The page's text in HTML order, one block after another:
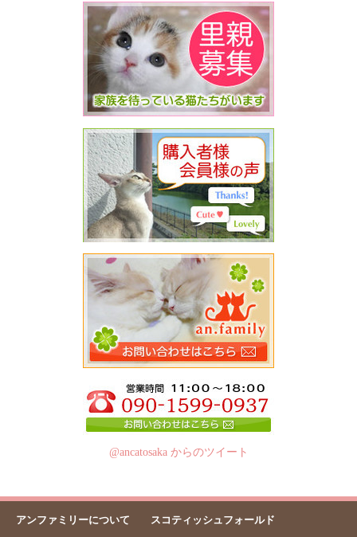
@ancatosaka からのツイート
アンファミリーについて スコティッシュフォールド